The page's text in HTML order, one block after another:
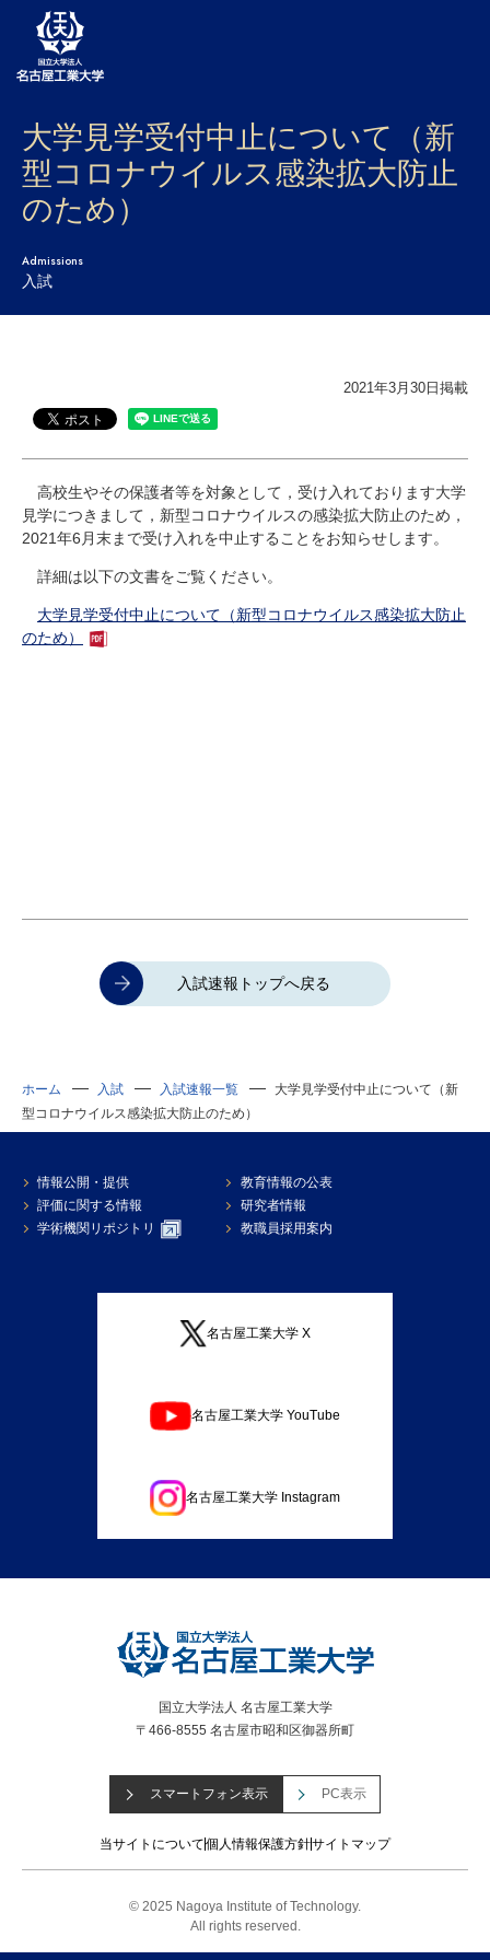
大学案内
学部・大学院・センター
入試
学生生活
国際交流
研究・教員Navi
受験生 在学生
企業・研究者
地域・一般
大学見学受付中止について（新
型コロナウイルス感染拡大防止
のため）
Admissions
入試
2021年3月30日掲載
高校生やその保護者等を対象として，受け入れております大学
見学につきまして，新型コロナウイルスの感染拡大防止のため，
2021年6 月末まで受け入れを中止することをお知らせします。
詳細は以下の文書をご覧ください。
大学見学受付中止について（新型コロナウイルス感染拡大防止
のため）
入試速報トップへ戻る
ホーム 入試 入試速報一覧
大学見学受付中止について（新
型コロナウイルス感染拡大防止のため）
情報公開・提供
教育情報の公表
評価に関する情報
研究者情報
学術機関リポジトリ
教職員採用案内
名古屋工業大学 X
名古屋工業大学 YouTube
名古屋工業大学 Instagram
国立大学法人 名古屋工業大学
〒466-8555 名古屋市昭和区御器所町
スマートフォン表示 PC表示
当サイトについて個人情報保護方針サイトマップ
© 2025 Nagoya Institute of Technology.
All rights reserved.